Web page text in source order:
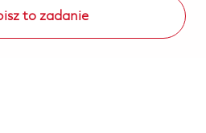
to zadanie